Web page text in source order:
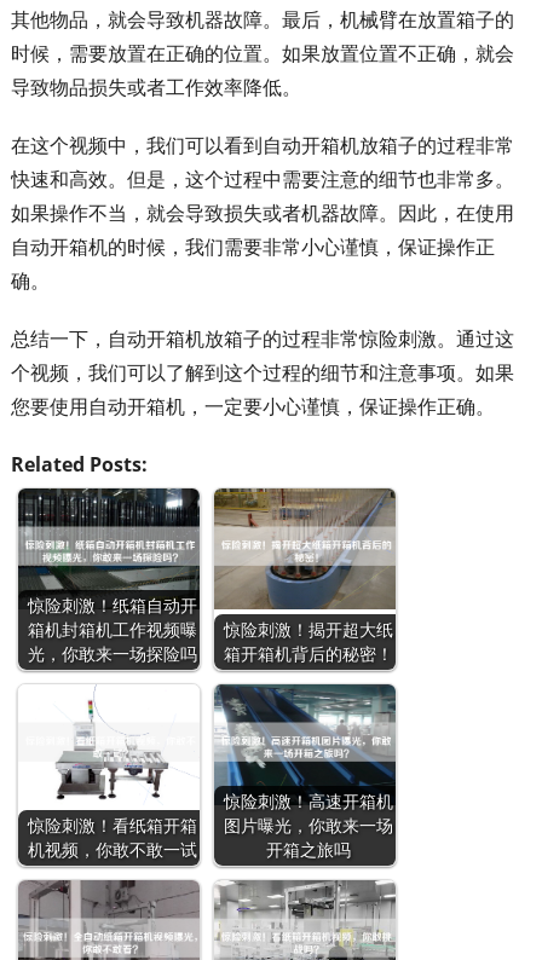
其他物品，就会导致机器故障。最后，机械臂在放置箱子的
时候，需要放置在正确的位置。如果放置位置不正确，就会
导致物品损失或者工作效率降低。
在这个视频中，我们可以看到自动开箱机放箱子的过程非常
快速和高效。但是，这个过程中需要注意的细节也非常多。
如果操作不当，就会导致损失或者机器故障。因此，在使用
自动开箱机的时候，我们需要非常小心谨慎，保证操作正
确。
总结一下，自动开箱机放箱子的过程非常惊险刺激。通过这
个视频，我们可以了解到这个过程的细节和注意事项。如果
您要使用自动开箱机，一定要小心谨慎，保证操作正确。
Related Posts:
惊险刺激！纸箱自动开
箱机封箱机工作视频曝
光，你敢来一场探险吗
惊险刺激！揭开超大纸
箱开箱机背后的秘密！
惊险刺激！看纸箱开箱
机视频，你敢不敢一试
惊险刺激！高速开箱机
图片曝光，你敢来一场
开箱之旅吗